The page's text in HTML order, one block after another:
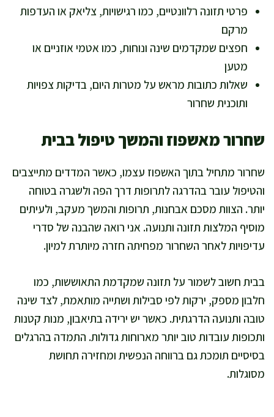
פרטי תזונה רלוונטיים, כמו רגישויות, צליאק או העדפות
מרקם
חפצים שמקדמים שינה ונוחות, כמו אטמי אוזניים או
מטען
שאלות כתובות מראש על מטרות היום, בדיקות צפויות
ותוכנית שחרור
שחרור מאשפוז והמשך טיפול בבית
שחרור מתחיל בתוך האשפוז עצמו, כאשר המדדים מתייצבים
והטיפול עובר בהדרגה לתרופות דרך הפה ולשגרה בטוחה
יותר. הצוות מסכם אבחנות, תרופות והמשך מעקב, ולעיתים
מוסיף המלצות תזונה ותנועה. אני רואה שהבנה של סדרי
עדיפויות לאחר השחרור מפחיתה חזרה מיותרת למיון.
בבית חשוב לשמור על תזונה שמקדמת התאוששות, כמו
חלבון מספק, ירקות לפי סבילות ושתייה מותאמת, לצד שינה
טובה ותנועה הדרגתית. כאשר יש ירידה בתיאבון, מנות קטנות
ותכופות עובדות טוב יותר מארוחות גדולות. התמדה בהרגלים
בסיסיים תומכת גם ברווחה הנפשית ומחזירה תחושת
מסוגלות.